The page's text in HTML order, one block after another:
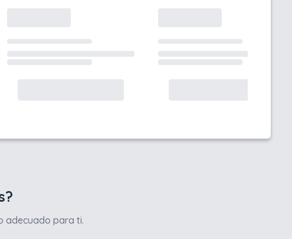
adecuado para ti.